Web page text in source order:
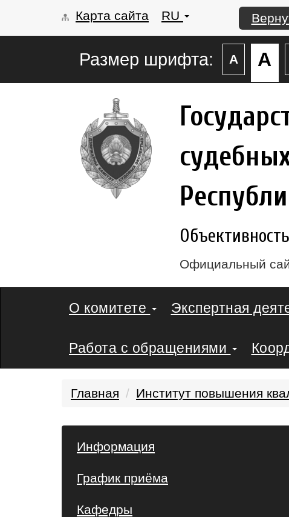
Карта сайта RU
Размер шрифта: А А
Официальный
О комитете Экспертная
Работа с обращениями
Главная Институт повышения
Информация
График приёма
Кафедры